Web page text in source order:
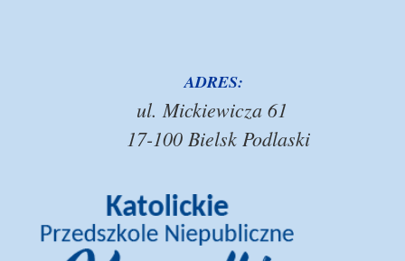
ADRES:
ul. Mickiewicza 61
17-100 Bielsk Podlaski